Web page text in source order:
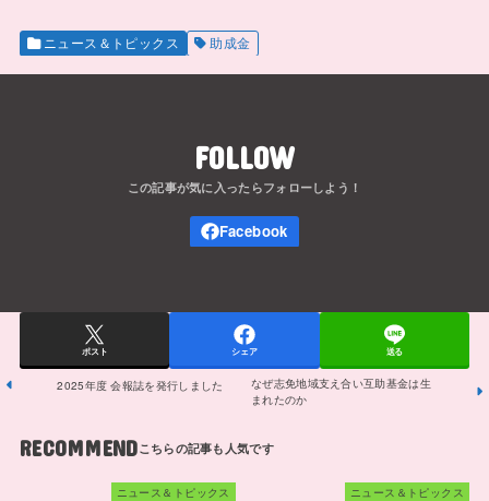
ニュース＆トピックス 助成金
FOLLOW
ポスト シェア 送る
2025年度 会報誌を発行しました
なぜ志免地域支え合い互助基金は生
まれたのか
RECOMMEND
ニュース＆トピックス ニュース＆トピックス